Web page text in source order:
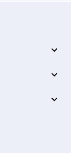


